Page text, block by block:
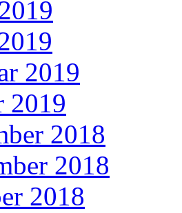
2019
2019
2018
2018
2018